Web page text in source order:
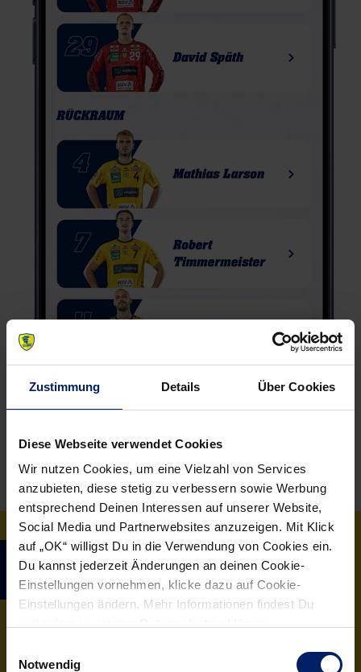
Zustimmung Details Über Cookies
Diese Webseite verwendet Cookies
Wir nutzen Cookies, um eine Vielzahl von Services
anzubieten, diese stetig zu verbessern sowie Werbung
entsprechend Deinen Interessen auf unserer Website,
Social Media und Partnerwebsites anzuzeigen. Mit Klick
auf „OK“ willigst Du in die Verwendung von Cookies ein.
Du kannst jederzeit Änderungen an deinen Cookie-
Einstellungen vornehmen, klicke dazu auf Cookie-
Einstellungen ändern. Mehr Informationen findest Du
Notwendig
FEATURES